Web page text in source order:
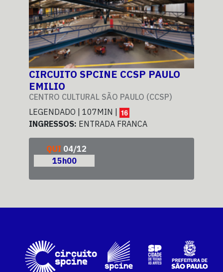
CIRCUITO SPCINE CCSP PAULO
EMILIO
CENTRO CULTURAL SÃO PAULO (CCSP)
LEGENDADO | 107MIN |
INGRESSOS: ENTRADA FRANCA
QUI 04/12
15h00